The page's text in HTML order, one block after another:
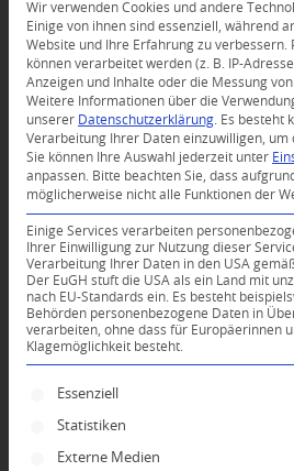
0
Dein Kommentar
An Diskussion beteiligen?
Hinterlassen Sie uns Ihren Kommentar!
Wir verwenden Cookies und andere
Einige von ihnen sind essenziell, während
Website und Ihre Erfahrung zu verbessern.
können verarbeitet werden (z. B. IP-
Anzeigen und Inhalte oder die Messung
Weitere Informationen über die
unserer Datenschutzerklärung
Es besteht
Verarbeitung Ihrer Daten einzuwilligen, um
Sie können Ihre Auswahl jederzeit unter
anpassen.
Bitte beachten Sie, dass
möglicherweise nicht alle Funktionen der
Einige Services verarbeiten
Ihrer Einwilligung zur Nutzung dieser
Verarbeitung Ihrer Daten in den USA
Der EuGH stuft die USA als ein Land mit
nach EU-Standards ein. Es besteht
Behörden personenbezogene Daten in
verarbeiten, ohne dass für Europäerinnen
Klagemöglichkeit besteht.
Es folgt eine Liste der
Essenziell
Statistiken
Externe Medien